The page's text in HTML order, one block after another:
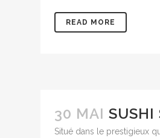
READ MORE
30 MAI SUSHI
Situé dans le prestigieux